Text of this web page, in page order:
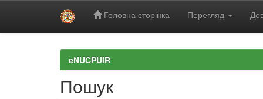
Головна сторінка Перегляд
eNUCPUIR
Пошук